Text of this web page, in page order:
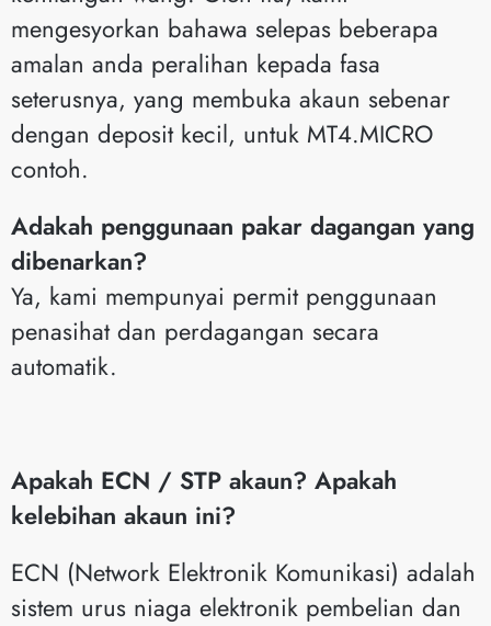
mengesyorkan bahawa selepas beberapa
amalan anda peralihan kepada fasa
seterusnya, yang membuka akaun sebenar
dengan deposit kecil, untuk MT4.MICRO
contoh.
Adakah penggunaan pakar dagangan yang
dibenarkan?
Ya, kami mempunyai permit penggunaan
penasihat dan perdagangan secara
automatik.
Apakah ECN / STP akaun? Apakah
kelebihan akaun ini?
ECN (Network Elektronik Komunikasi) adalah
sistem urus niaga elektronik pembelian dan